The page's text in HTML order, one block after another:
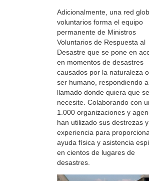
Adicionalmente, una red
voluntarios forma el equipo
permanente de Ministros
Voluntarios de Respuesta al
Desastre que se pone en
en momentos de desastres
causados por la naturaleza
ser humano, respondiendo
llamado donde quiera que se
necesite. Colaborando con
1.000 organizaciones y
han utilizado sus destrezas y
experiencia para
ayuda física y asistencia
en cientos de lugares de
desastres.